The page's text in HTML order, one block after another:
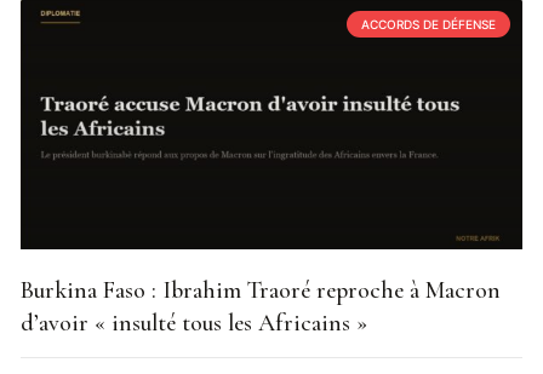
ACCORDS DE DÉFENSE
Burkina Faso : Ibrahim Traoré reproche à Macron
d’avoir « insulté tous les Africains »